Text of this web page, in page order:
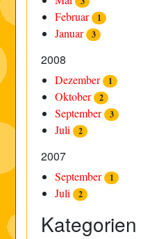
Februar 1
Januar 3
2008
Dezember 1
Oktober 2
September 3
Juli 2
2007
September 1
Juli 2
Kategorien